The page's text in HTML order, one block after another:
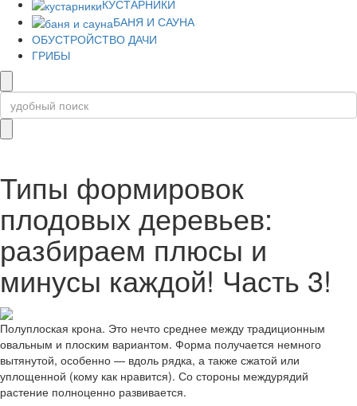
КУСТАРНИКИ
БАНЯ И САУНА
ОБУСТРОЙСТВО ДАЧИ
ГРИБЫ
Типы формировок
плодовых деревьев:
разбираем плюсы и
минусы каждой! Часть 3!
Полуплоская крона. Это нечто среднее между традиционным
овальным и плоским вариантом. Форма получается немного
вытянутой, особенно — вдоль рядка, а также сжатой или
уплощенной (кому как нравится). Со стороны междурядий
растение полноценно развивается.